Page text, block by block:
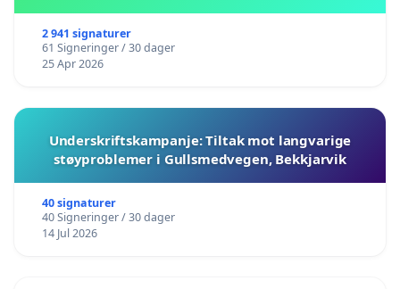
2 941 signaturer
61 Signeringer / 30 dager
25 Apr 2026
Underskriftskampanje: Tiltak mot langvarige
støyproblemer i Gullsmedvegen, Bekkjarvik
40 signaturer
40 Signeringer / 30 dager
14 Jul 2026